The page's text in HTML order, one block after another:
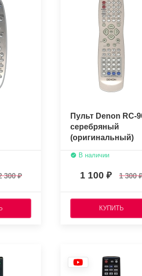
300
Пульт Denon RC-
серебряный
(оригинальный)
В наличии
1 100 1 300
КУПИТЬ